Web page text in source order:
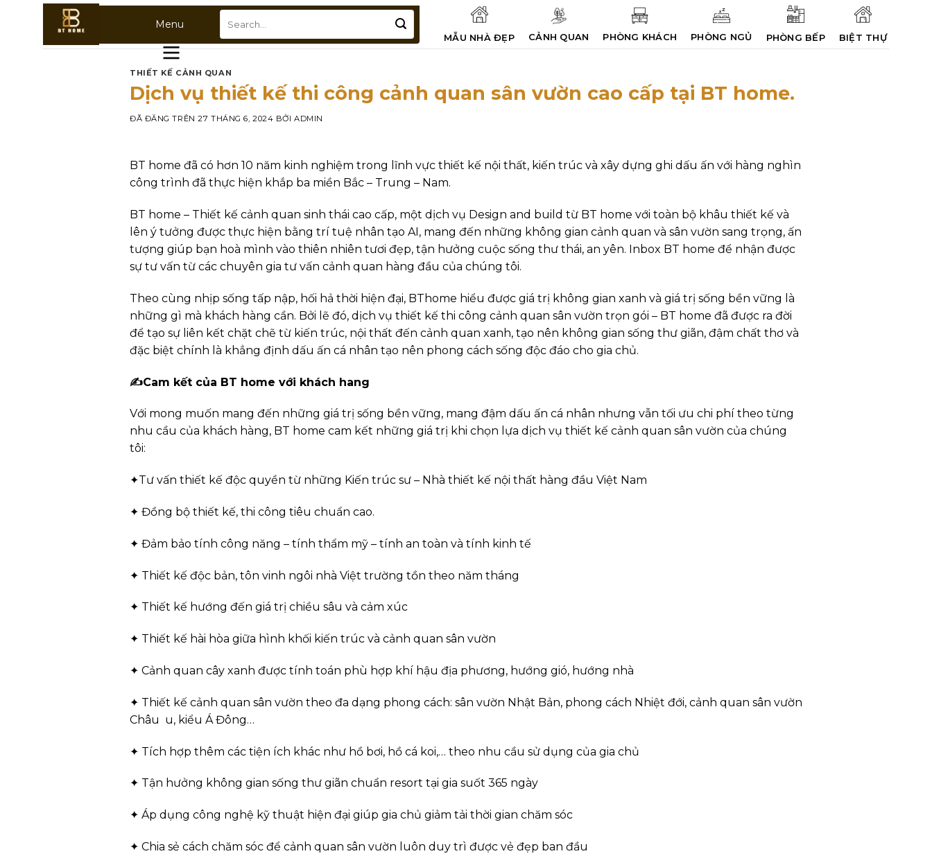
Chuyển
Menu
for:
MẪU NHÀ ĐẸP CẢNH QUAN PHÒNG KHÁCH PHÒNG NGỦ PHÒNG BẾP BIỆT THỰ
THIẾT KẾ CẢNH QUAN
Dịch vụ thiết kế thi công cảnh quan sân vườn cao cấp tại BT home.
ĐÃ ĐĂNG TRÊN27 THÁNG 6, 2024 BỞIADMIN
BT home đã có hơn 10 năm kinh nghiệm trong lĩnh vực thiết kế nội thất, kiến trúc và xây dựng ghi dấu ấn với hàng nghìn
công trình đã thực hiện khắp ba miền Bắc – Trung – Nam.
BT home – Thiết kế cảnh quan sinh thái cao cấp, một dịch vụ Design and build từ BT home với toàn bộ khâu thiết kế và
lên ý tưởng được thực hiện bằng trí tuệ nhân tạo AI, mang đến những không gian cảnh quan và sân vườn sang trọng, ấn
tượng giúp bạn hoà mình vào thiên nhiên tươi đẹp, tận hưởng cuộc sống thư thái, an yên. Inbox BT home để nhận được
sự tư vấn từ các chuyên gia tư vấn cảnh quan hàng đầu của chúng tôi.
Theo cùng nhịp sống tấp nập, hối hả thời hiện đại, BThome hiểu được giá trị không gian xanh và giá trị sống bền vững là
những gì mà khách hàng cần. Bởi lẽ đó, dịch vụ thiết kế thi công cảnh quan sân vườn trọn gói – BT home đã được ra đời
để tạo sự liên kết chặt chẽ từ kiến trúc, nội thất đến cảnh quan xanh, tạo nên không gian sống thư giãn, đậm chất thơ và
đặc biệt chính là khẳng định dấu ấn cá nhân tạo nên phong cách sống độc đáo cho gia chủ.
✍Cam kết của BT home với khách hang
Với mong muốn mang đến những giá trị sống bền vững, mang đậm dấu ấn cá nhân nhưng vẫn tối ưu chi phí theo từng
nhu cầu của khách hàng, BT home cam kết những giá trị khi chọn lựa dịch vụ thiết kế cảnh quan sân vườn của chúng
tôi:
✦Tư vấn thiết kế độc quyền từ những Kiến trúc sư – Nhà thiết kế nội thất hàng đầu Việt Nam
✦ Đồng bộ thiết kế, thi công tiêu chuẩn cao.
✦ Đảm bảo tính công năng – tính thẩm mỹ – tính an toàn và tính kinh tế
✦ Thiết kế độc bản, tôn vinh ngôi nhà Việt trường tồn theo năm tháng
✦ Thiết kế hướng đến giá trị chiều sâu và cảm xúc
✦ Thiết kế hài hòa giữa hình khối kiến trúc và cảnh quan sân vườn
✦ Cảnh quan cây xanh được tính toán phù hợp khí hậu địa phương, hướng gió, hướng nhà
✦ Thiết kế cảnh quan sân vườn theo đa dạng phong cách: sân vườn Nhật Bản, phong cách Nhiệt đới, cảnh quan sân vườn
Châu u, kiểu Á Đông…
✦ Tích hợp thêm các tiện ích khác như hồ bơi, hồ cá koi,… theo nhu cầu sử dụng của gia chủ
✦ Tận hưởng không gian sống thư giãn chuẩn resort tại gia suốt 365 ngày
✦ Áp dụng công nghệ kỹ thuật hiện đại giúp gia chủ giảm tải thời gian chăm sóc
✦ Chia sẻ cách chăm sóc để cảnh quan sân vườn luôn duy trì được vẻ đẹp ban đầu